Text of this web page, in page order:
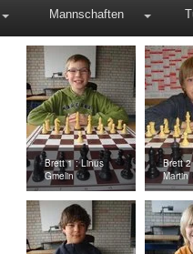
Mannschaften
Brett 1 : Linus
Gmelin
Brett 2
Martin